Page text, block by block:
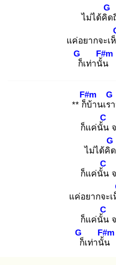
ไม่ได้คิด
G
แค่อยากจะเ
ก็
G
เท่านั้น
F#m
** ก็บ้
F#m
านเรา
G
ก็แค่นั้น
C
ไม่ได้คิด
G
ก็แค่นั้น
C
แค่อยากจะ
ก็แค่นั้น
C
ก็
G
เท่านั้น
F#m